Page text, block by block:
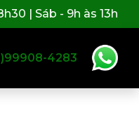
| Sáb - 9h às 13h
4283